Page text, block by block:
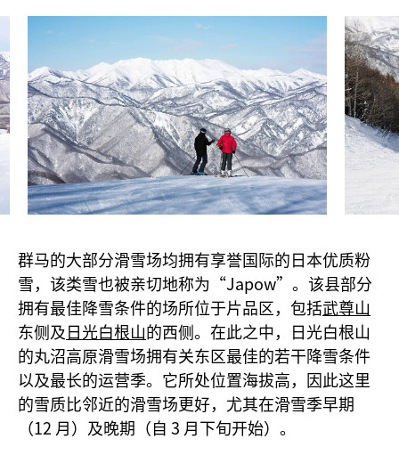
群马的大部分滑雪场均拥有享誉国际的日本优质粉
雪，该类雪也被亲切地称为“Japow”。该县部分
拥有最佳降雪条件的场所位于片品区，包括武尊山
东侧及日光白根山的西侧。在此之中，日光白根山
的丸沼高原滑雪场拥有关东区最佳的若干降雪条件
以及最长的运营季。它所处位置海拔高，因此这里
的雪质比邻近的滑雪场更好，尤其在滑雪季早期
（12 月）及晚期（自 3 月下旬开始）。